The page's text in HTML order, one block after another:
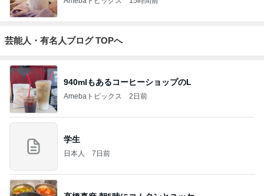
芸能人・有名人ブログ TOPへ
940mlもあるコーヒーショップのL
Amebaトピックス 2日前
学生
日本人 7日前